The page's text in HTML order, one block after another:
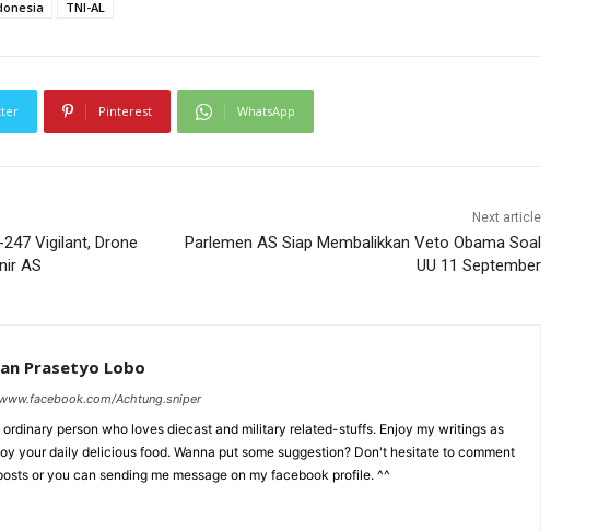
TNI-AL
Pinterest WhatsApp
Vigilant, Drone
AS
Next article
Parlemen AS Siap Membalikkan Veto Obama Soal
UU 11 September
Prasetyo Lobo
Achtung.sniper
ordinary person who loves diecast and military related-stuffs. Enjoy my writings as
your daily delicious food. Wanna put some suggestion? Don't hesitate to comment
or you can sending me message on my facebook profile. ^^